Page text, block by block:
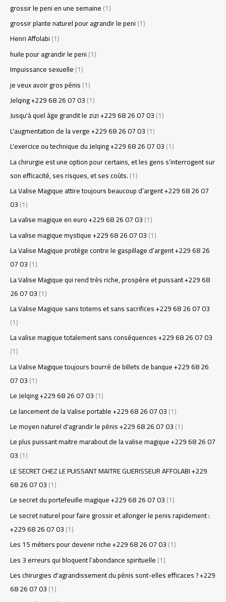
grossir le peni en une semaine(1)
grossir plante naturel pour agrandir le peni(1)
Henri Affolabi(1)
huile pour agrandir le peni(1)
Impuissance sexuelle(1)
je veux avoir gros pénis(1)
Jelqing +229 68 26 07 03(1)
Jusqu'à quel âge grandit le zizi +229 68 26 07 03(1)
L'augmentation de la verge +229 68 26 07 03(1)
L'exercice ou technique du Jelqing +229 68 26 07 03(1)
La chirurgie est une option pour certains, et les gens s’interrogent sur
son efficacité, ses risques, et ses coûts.(1)
La Valise Magique attire toujours beaucoup d’argent +229 68 26 07
03(1)
La valise magique en euro +229 68 26 07 03(1)
La valise magique mystique +229 68 26 07 03(1)
La Valise Magique protège contre le gaspillage d’argent +229 68 26
07 03(1)
La Valise Magique qui rend très riche, prospère et puissant +229 68
26 07 03(1)
La Valise Magique sans totems et sans sacrifices +229 68 26 07 03
(1)
La valise magique totalement sans conséquences +229 68 26 07 03
(1)
La Valise Magique toujours bourré de billets de banque +229 68 26
07 03(1)
Le Jelqing +229 68 26 07 03(1)
Le lancement de la Valise portable +229 68 26 07 03(1)
Le moyen naturel d'agrandir le pénis +229 68 26 07 03(1)
Le plus puissant maitre marabout de la valise magique +229 68 26 07
03(1)
LE SECRET CHEZ LE PUISSANT MAITRE GUERISSEUR AFFOLABI +229
68 26 07 03(1)
Le secret du portefeuille magique +229 68 26 07 03(1)
Le secret naturel pour faire grossir et allonger le penis rapidement :
+229 68 26 07 03(1)
Les 15 métiers pour devenir riche +229 68 26 07 03(1)
Les 3 erreurs qui bloquent l’abondance spirituelle(1)
Les chirurgies d'agrandissement du pénis sont-elles efficaces ? +229
68 26 07 03(1)